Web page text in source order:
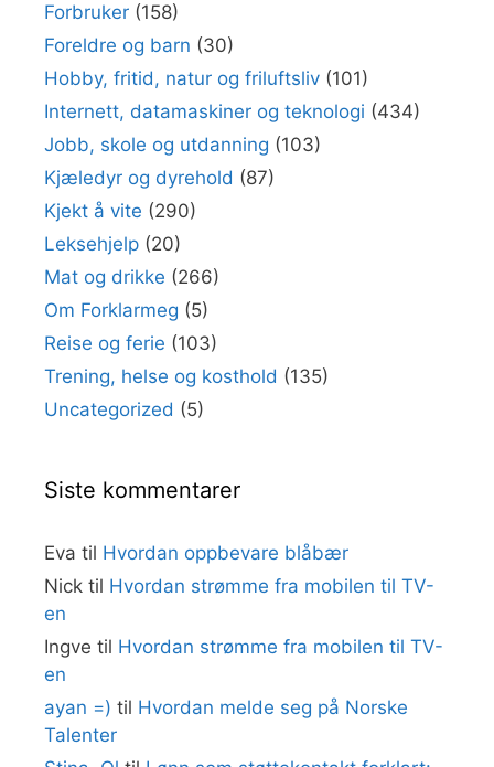
Forbruker (158)
Foreldre og barn (30)
Hobby, fritid, natur og friluftsliv (101)
Internett, datamaskiner og teknologi (434)
Jobb, skole og utdanning (103)
Kjæledyr og dyrehold (87)
Kjekt å vite (290)
Leksehjelp (20)
Mat og drikke (266)
Om Forklarmeg (5)
Reise og ferie (103)
Trening, helse og kosthold (135)
Uncategorized (5)
Siste kommentarer
Eva til Hvordan oppbevare blåbær
Nick til Hvordan strømme fra mobilen til TV-
en
Ingve til Hvordan strømme fra mobilen til TV-
en
ayan =) til Hvordan melde seg på Norske
Talenter